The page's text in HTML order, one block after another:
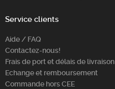
Service clients
Aide / FAQ
Contactez-nous!
Frais de port et délais de livraison
Echange et remboursement
Commande hors CEE